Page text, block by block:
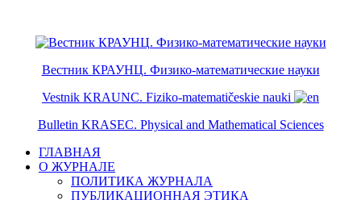
Вестник КРАУНЦ. Физико-математические науки
Vestnik KRAUNC. Fiziko-matematičeskie nauki
Bulletin KRASEC. Physical and Mathematical Sciences
ГЛАВНАЯ
О ЖУРНАЛЕ
ПОЛИТИКА ЖУРНАЛА
ПУБЛИКАЦИОННАЯ ЭТИКА